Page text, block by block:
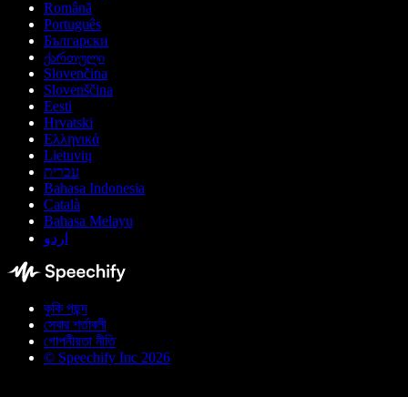
Română
Português
Български
ქართული
Slovenčina
Slovenščina
Eesti
Hrvatski
Ελληνικά
Lietuvių
עברית
Bahasa Indonesia
Català
Bahasa Melayu
اردو
কুকি পছন্দ
সেবার শর্তাবলী
গোপনীয়তা নীতি
© Speechify Inc 2026